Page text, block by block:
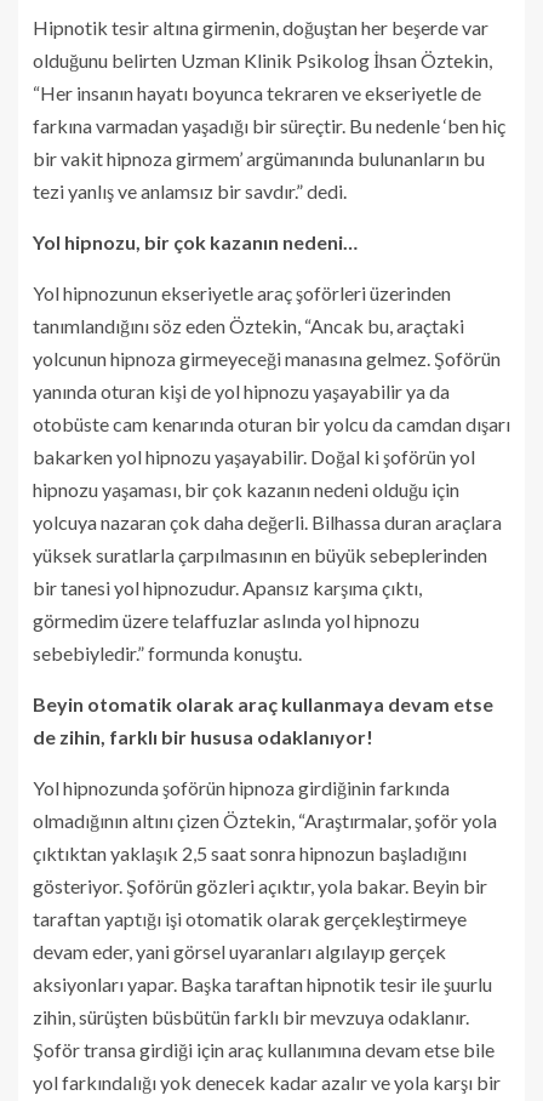
Hipnotik tesir altına girmenin, doğuştan her beşerde var
olduğunu belirten Uzman Klinik Psikolog İhsan Öztekin,
“Her insanın hayatı boyunca tekraren ve ekseriyetle de
farkına varmadan yaşadığı bir süreçtir. Bu nedenle ‘ben hiç
bir vakit hipnoza girmem’ argümanında bulunanların bu
tezi yanlış ve anlamsız bir savdır.” dedi.
Yol hipnozu, bir çok kazanın nedeni…
Yol hipnozunun ekseriyetle araç şoförleri üzerinden
tanımlandığını söz eden Öztekin, “Ancak bu, araçtaki
yolcunun hipnoza girmeyeceği manasına gelmez. Şoförün
yanında oturan kişi de yol hipnozu yaşayabilir ya da
otobüste cam kenarında oturan bir yolcu da camdan dışarı
bakarken yol hipnozu yaşayabilir. Doğal ki şoförün yol
hipnozu yaşaması, bir çok kazanın nedeni olduğu için
yolcuya nazaran çok daha değerli. Bilhassa duran araçlara
yüksek suratlarla çarpılmasının en büyük sebeplerinden
bir tanesi yol hipnozudur. Apansız karşıma çıktı,
görmedim üzere telaffuzlar aslında yol hipnozu
sebebiyledir.” formunda konuştu.
Beyin otomatik olarak araç kullanmaya devam etse
de zihin, farklı bir hususa odaklanıyor!
Yol hipnozunda şoförün hipnoza girdiğinin farkında
olmadığının altını çizen Öztekin, “Araştırmalar, şoför yola
çıktıktan yaklaşık 2,5 saat sonra hipnozun başladığını
gösteriyor. Şoförün gözleri açıktır, yola bakar. Beyin bir
taraftan yaptığı işi otomatik olarak gerçekleştirmeye
devam eder, yani görsel uyaranları algılayıp gerçek
aksiyonları yapar. Başka taraftan hipnotik tesir ile şuurlu
zihin, sürüşten büsbütün farklı bir mevzuya odaklanır.
Şoför transa girdiği için araç kullanımına devam etse bile
yol farkındalığı yok denecek kadar azalır ve yola karşı bir